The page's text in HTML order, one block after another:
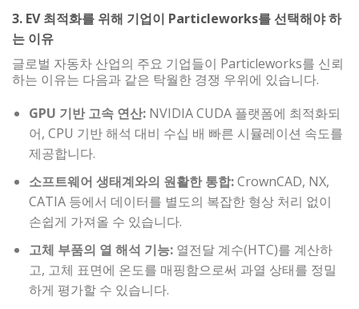
3. EV 최적화를 위해 기업이 Particleworks를 선택해야 하
는 이유
글로벌 자동차 산업의 주요 기업들이 Particleworks를 신뢰
하는 이유는 다음과 같은 탁월한 경쟁 우위에 있습니다.
GPU 기반 고속 연산:NVIDIA CUDA 플랫폼에 최적화되
어, CPU 기반 해석 대비 수십 배 빠른 시뮬레이션 속도를
제공합니다.
소프트웨어 생태계와의 원활한 통합:CrownCAD, NX,
CATIA 등에서 데이터를 별도의 복잡한 형상 처리 없이
손쉽게 가져올 수 있습니다.
고체 부품의 열 해석 기능:열전달 계수(HTC)를 계산하
고, 고체 표면에 온도를 매핑함으로써 과열 상태를 정밀
하게 평가할 수 있습니다.